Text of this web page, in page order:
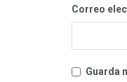
Correo
Guarda